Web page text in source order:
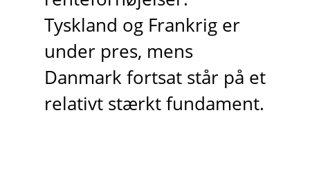
Tyskland og Frankrig er
under pres, mens
Danmark fortsat står på et
relativt stærkt fundament.